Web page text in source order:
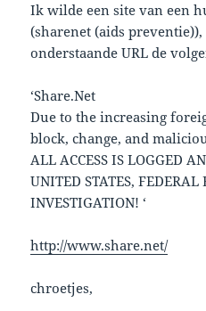
Ik wilde een site van een
(sharenet (aids
onderstaande URL de
‘Share.Net
Due to the increasing
block, change, and
ALL ACCESS IS LOGGED
UNITED STATES, FEDERAL
INVESTIGATION! ‘
http://www.share.net/
chroetjes,